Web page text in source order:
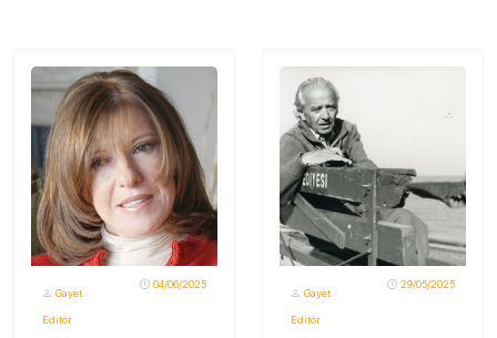
Gayet
Editör
04/06/2025
Gayet
Editör
29/05/2025